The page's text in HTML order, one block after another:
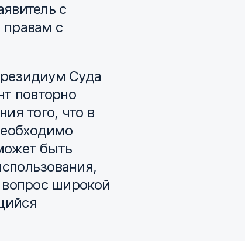
с
правам с
Суда
повторно
того, что в
быть
широкой